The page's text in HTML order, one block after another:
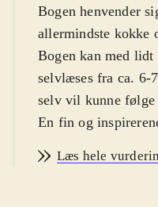
Bogen henvender
allermindste kokke
Bogen kan med
selvlæses fra ca. 6-
selv vil kunne følge
En fin og
Forfatteren
Læs hele